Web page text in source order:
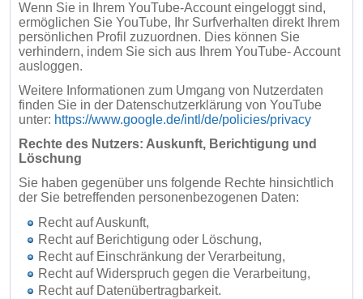
Wenn Sie in Ihrem YouTube-Account eingeloggt sind,
ermöglichen Sie YouTube, Ihr Surfverhalten direkt Ihrem
persönlichen Profil zuzuordnen. Dies können Sie
verhindern, indem Sie sich aus Ihrem YouTube- Account
ausloggen.
Weitere Informationen zum Umgang von Nutzerdaten
finden Sie in der Datenschutzerklärung von YouTube
unter: https://www.google.de/intl/de/policies/privacy
Rechte des Nutzers: Auskunft, Berichtigung und
Löschung
Sie haben gegenüber uns folgende Rechte hinsichtlich
der Sie betreffenden personenbezogenen Daten:
Recht auf Auskunft,
Recht auf Berichtigung oder Löschung,
Recht auf Einschränkung der Verarbeitung,
Recht auf Widerspruch gegen die Verarbeitung,
Recht auf Datenübertragbarkeit.